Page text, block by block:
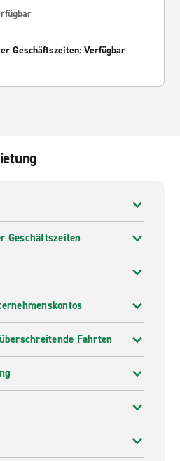
Geschäftszeiten: Verfügbar
Geschäftszeiten
Fahrten